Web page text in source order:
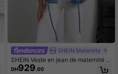
SHEIN Maternity
SHEIN Veste en jean de maternité d
écontractée de tous les jours avec
DH929.00